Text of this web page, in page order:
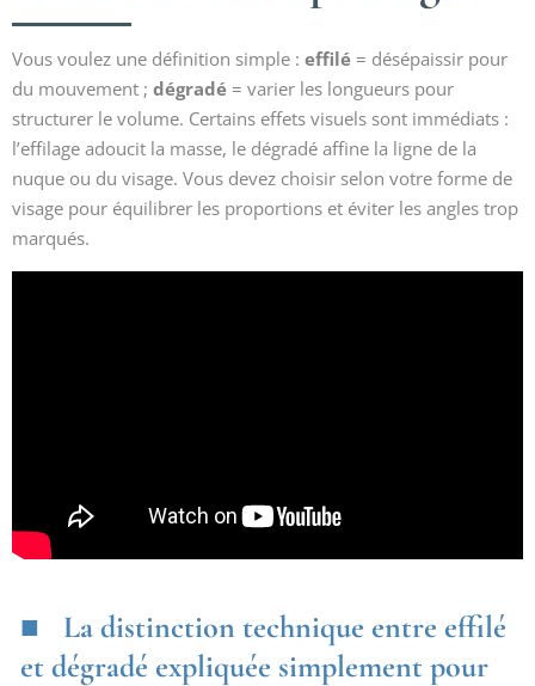
Vous voulez une définition simple : effilé = désépaissir pour
du mouvement ; dégradé = varier les longueurs pour
structurer le volume. Certains effets visuels sont immédiats :
l’effilage adoucit la masse, le dégradé affine la ligne de la
nuque ou du visage. Vous devez choisir selon votre forme de
visage pour équilibrer les proportions et éviter les angles trop
marqués.
La distinction technique entre effilé
et dégradé expliquée simplement pour